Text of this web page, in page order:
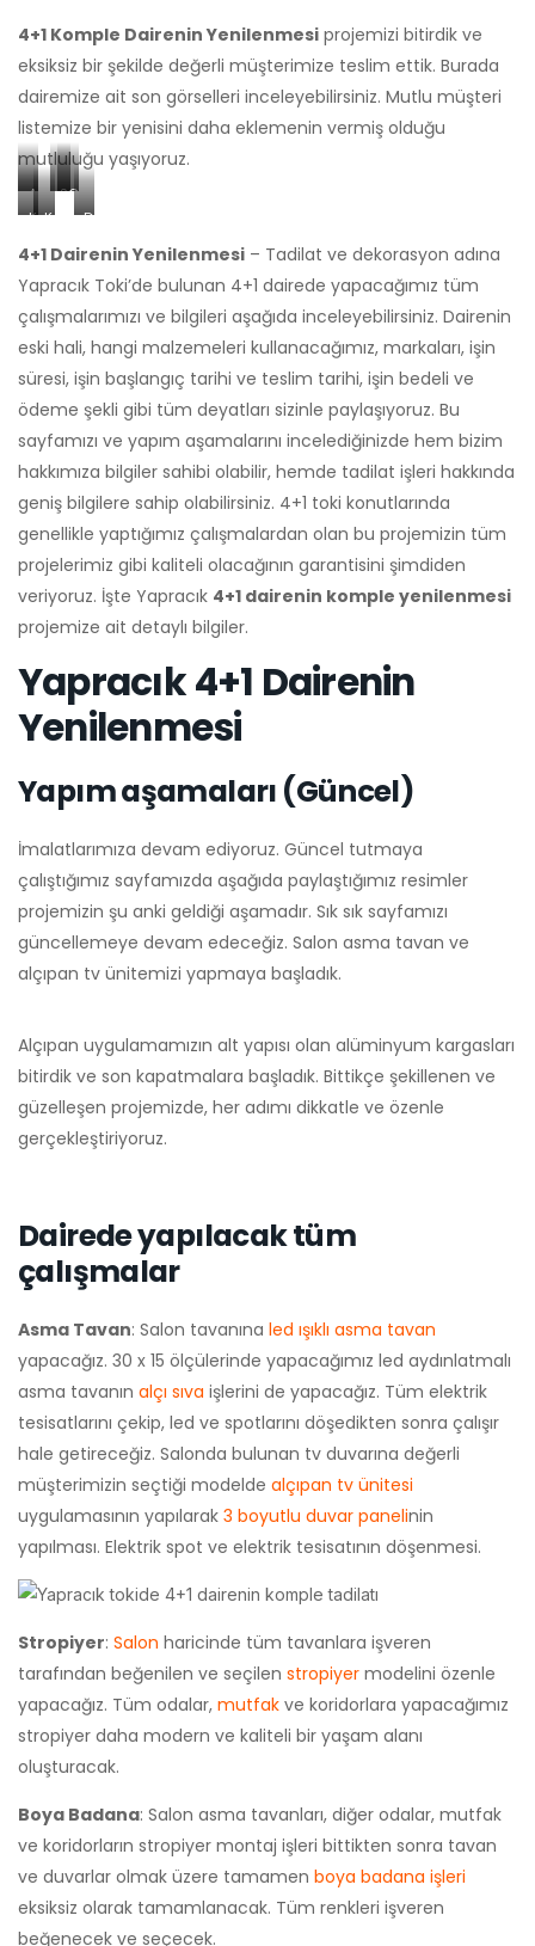
4+1 Komple Dairenin Yenilenmesi projemizi bitirdik ve
eksiksiz bir şekilde değerli müşterimize teslim ettik. Burada
dairemize ait son görselleri inceleyebilirsiniz. Mutlu müşteri
listemize bir yenisini daha eklemenin vermiş olduğu
mutluluğu yaşıyoruz.
Alçıpan
tv
ünitemiz
duvar
kağıdı
uygulamamız
Salon
tavan
kaplamamız
led
ışıklı
asma
tavanımız
Çocuk
odası
boya
çalışmamız
Koridor
KoridorDuvar
uygulamamız
4+1 Dairenin Yenilenmesi – Tadilat ve dekorasyon adına
Yapracık Toki’de bulunan 4+1 dairede yapacağımız tüm
çalışmalarımızı ve bilgileri aşağıda inceleyebilirsiniz. Dairenin
eski hali, hangi malzemeleri kullanacağımız, markaları, işin
süresi, işin başlangıç tarihi ve teslim tarihi, işin bedeli ve
ödeme şekli gibi tüm deyatları sizinle paylaşıyoruz. Bu
sayfamızı ve yapım aşamalarını incelediğinizde hem bizim
hakkımıza bilgiler sahibi olabilir, hemde tadilat işleri hakkında
geniş bilgilere sahip olabilirsiniz. 4+1 toki konutlarında
genellikle yaptığımız çalışmalardan olan bu projemizin tüm
projelerimiz gibi kaliteli olacağının garantisini şimdiden
veriyoruz. İşte Yapracık 4+1 dairenin komple yenilenmesi
projemize ait detaylı bilgiler.
Yapracık 4+1 Dairenin
Yenilenmesi
Yapım aşamaları (Güncel)
İmalatlarımıza devam ediyoruz. Güncel tutmaya
çalıştığımız sayfamızda aşağıda paylaştığımız resimler
projemizin şu anki geldiği aşamadır. Sık sık sayfamızı
güncellemeye devam edeceğiz. Salon asma tavan ve
alçıpan tv ünitemizi yapmaya başladık.
Alçıpan uygulamamızın alt yapısı olan alüminyum kargasları
bitirdik ve son kapatmalara başladık. Bittikçe şekillenen ve
güzelleşen projemizde, her adımı dikkatle ve özenle
gerçekleştiriyoruz.
Dairede yapılacak tüm
çalışmalar
Asma Tavan: Salon tavanına led ışıklı asma tavan
yapacağız. 30 x 15 ölçülerinde yapacağımız led aydınlatmalı
asma tavanın alçı sıva işlerini de yapacağız. Tüm elektrik
tesisatlarını çekip, led ve spotlarını döşedikten sonra çalışır
hale getireceğiz. Salonda bulunan tv duvarına değerli
müşterimizin seçtiği modelde alçıpan tv ünitesi
uygulamasının yapılarak 3 boyutlu duvar panelinin
yapılması. Elektrik spot ve elektrik tesisatının döşenmesi.
Stropiyer: Salon haricinde tüm tavanlara işveren
tarafından beğenilen ve seçilen stropiyer modelini özenle
yapacağız. Tüm odalar, mutfak ve koridorlara yapacağımız
stropiyer daha modern ve kaliteli bir yaşam alanı
oluşturacak.
Boya Badana: Salon asma tavanları, diğer odalar, mutfak
ve koridorların stropiyer montaj işleri bittikten sonra tavan
ve duvarlar olmak üzere tamamen boya badana işleri
eksiksiz olarak tamamlanacak. Tüm renkleri işveren
beğenecek ve seçecek.